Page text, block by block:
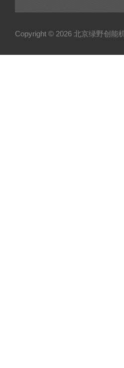
Copyright © 2026 北京绿野创能